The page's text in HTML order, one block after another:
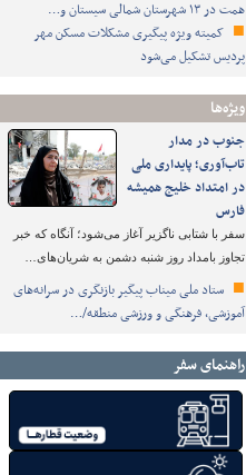
همت در ۱۳ شهرستان شمالی سیستان و…
کمیته ویژه پیگیری مشکلات مسکن مهر
پردیس تشکیل می‌شود
ویژه‌ها
جنوب در مدار
تاب‌آوری؛ پایداری ملی
در امتداد خلیج همیشه
فارس
سفر با شتابی ناگزیر آغاز می‌شود؛ آنگاه که خبر
تجاوز بامداد روز شنبه دشمن به شریان‌های…
ستاد ملی میناب پیگیر بازنگری در سرانه‌های
آموزشی، فرهنگی و ورزشی منطقه/…
راهنمای سفر